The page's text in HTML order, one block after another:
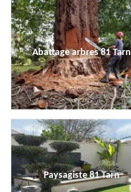
Abattage arbres 81 Tarn
Paysagiste 81 Tarn